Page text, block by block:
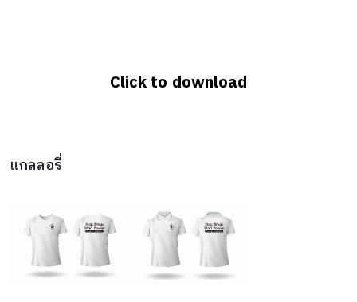
Click to download
แกลลอรี่